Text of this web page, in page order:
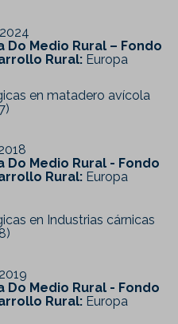
Do Medio Rural – Fondo
Rural: Europa
en matadero avícola
Do Medio Rural - Fondo
Rural: Europa
en Industrias cárnicas
Do Medio Rural - Fondo
Rural: Europa